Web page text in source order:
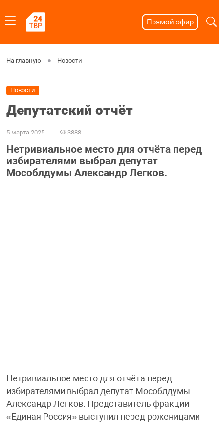
Прямой эфир
На главную Новости
Новости
Депутатский отчёт
5 марта 2025 3888
Нетривиальное место для отчёта перед
избирателями выбрал депутат
Мособлдумы Александр Легков.
Нетривиальное место для отчёта перед
избирателями выбрал депутат Мособлдумы
Александр Легков. Представитель фракции
«Единая Россия» выступил перед роженицами